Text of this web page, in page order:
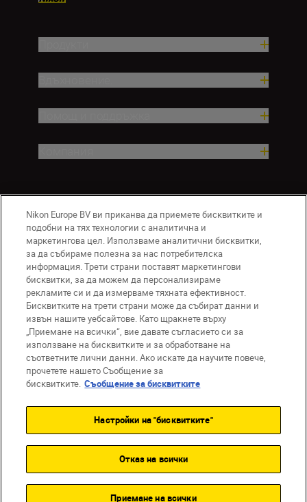
BG Nikon Sites
Връзка с нас
Съобщение за поверителност
Условия за използване
Съобщение за бисквитки
Настройки за бисквитките
© 2026 Nikon
Back to top
Nikon Europe BV ви приканва да приемете бисквитките и
подобни на тях технологии с аналитична и
маркетингова цел. Използваме аналитични бисквитки,
за да събираме полезна за нас потребителска
информация. Трети страни поставят маркетингови
бисквитки, за да можем да персонализираме
рекламите си и да измерваме тяхната ефективност.
Бисквитките на трети страни може да събират данни и
извън нашите уебсайтове. Като щракнете върху
„Приемане на всички“, вие давате съгласието си за
използване на бисквитките и за обработване на
съответните лични данни. Ако искате да научите повече,
прочетете нашето Съобщение за
бисквитките. Съобщение за бисквитките
Настройки на "бисквитките"
Отказ на всички
Приемане на всички